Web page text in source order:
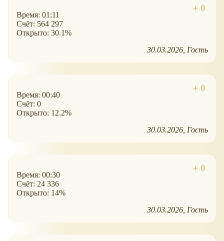
Время: 01:11
Счёт: 564 297
Открыто: 30.1%
30.03.2026 Гость
Время: 00:40
Счёт: 0
Открыто: 12.2%
30.03.2026 Гость
Время: 00:30
Счёт: 24 336
Открыто: 14%
30.03.2026 Гость